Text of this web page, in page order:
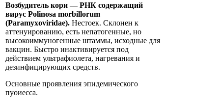
Возбудитель кори — РНК содержащий
вирус Polinosa morbillorum
(Paramyxoviridae). Нестоек. Склонен к
аттенуированию, есть непатогенные, но
высокоиммуногенные штаммы, исходные для
вакцин. Быстро инактивируется под
действием ультрафиолета, нагревания и
дезинфицирующих средств.
Основные проявления эпидемического
пуоиесса.